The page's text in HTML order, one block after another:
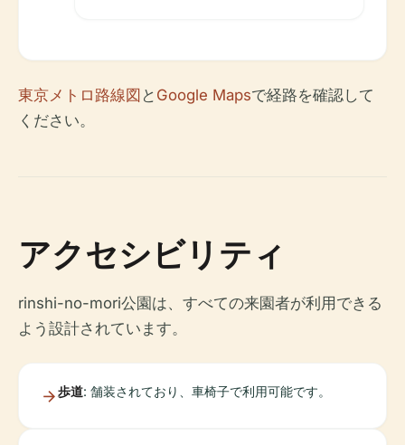
東京メトロ路線図 と Google Mapsで経路を確認して
ください。
アクセシビリティ
rinshi-no-mori公園は、すべての来園者が利用できる
よう設計されています。
歩道: 舗装されており、車椅子で利用可能です。